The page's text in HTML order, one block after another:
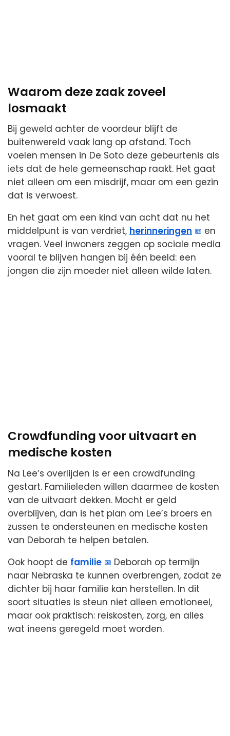
Waarom deze zaak zoveel
losmaakt
Bij geweld achter de voordeur blijft de
buitenwereld vaak lang op afstand. Toch
voelen mensen in De Soto deze gebeurtenis als
iets dat de hele gemeenschap raakt. Het gaat
niet alleen om een misdrijf, maar om een gezin
dat is verwoest.
En het gaat om een kind van acht dat nu het
middelpunt is van verdriet, herinneringen
en
vragen. Veel inwoners zeggen op sociale media
vooral te blijven hangen bij één beeld: een
jongen die zijn moeder niet alleen wilde laten.
Crowdfunding voor uitvaart en
medische kosten
Na Lee’s overlijden is er een crowdfunding
gestart. Familieleden willen daarmee de kosten
van de uitvaart dekken. Mocht er geld
overblijven, dan is het plan om Lee’s broers en
zussen te ondersteunen en medische kosten
van Deborah te helpen betalen.
Ook hoopt de familie
Deborah op termijn
naar Nebraska te kunnen overbrengen, zodat ze
dichter bij haar familie kan herstellen. In dit
soort situaties is steun niet alleen emotioneel,
maar ook praktisch: reiskosten, zorg, en alles
wat ineens geregeld moet worden.